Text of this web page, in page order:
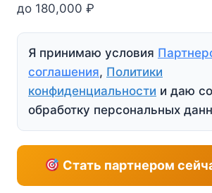
до 180,000 ₽
Я принимаю условия
соглашения, Политики
конфиденциальности и даю
обработку персональных
Стать партнером